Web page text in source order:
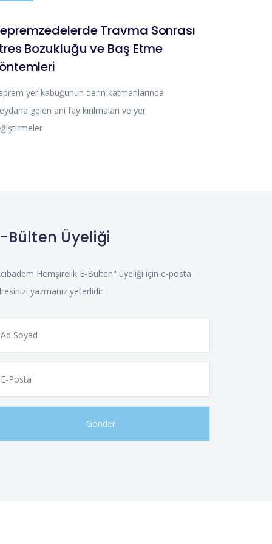
Travma Sonrası
Bozukluğu ve Baş Etme
yer kabuğunun derin katmanlarında
gelen ani fay kırılmaları ve yer
Bülten Üyeliği
Hemşirelik E-Bülten" üyeliği için e-posta
yazmanız yeterlidir.